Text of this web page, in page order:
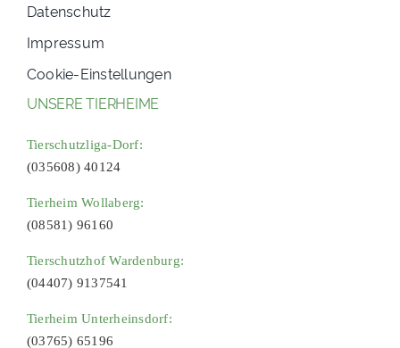
Datenschutz
Impressum
Cookie-Einstellungen
UNSERE TIERHEIME
Tierschutzliga-Dorf:
(035608) 40124
Tierheim Wollaberg:
(08581) 96160
Tierschutzhof Wardenburg:
(04407) 9137541
Tierheim Unterheinsdorf:
(03765) 65196